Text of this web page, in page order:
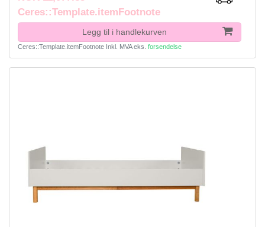
Ceres::Template.itemFootnote
Legg til i handlekurven
Ceres::Template.itemFootnote Inkl. MVAeks. forsendelse